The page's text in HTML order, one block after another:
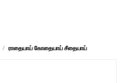
ராதையாய் கோதையாய் சீதையாய்